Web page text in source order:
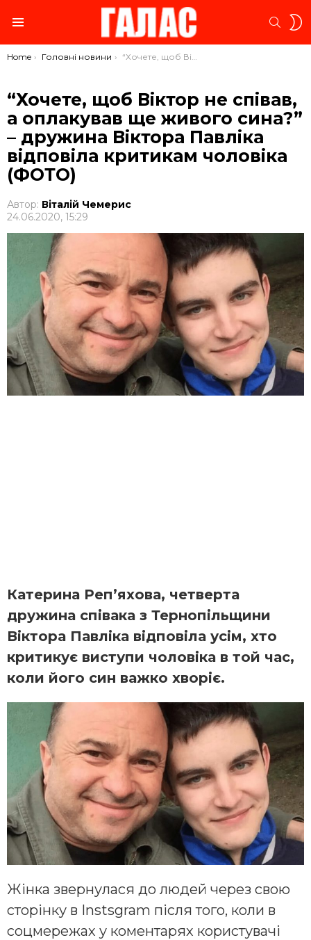
You are here:
Home Головні новини “Хочете, щоб Віктор не співав, а оплакував ще живого сина?” – дружина Віктора Павліка відповіла критикам чоловіка (ФОТО)
“Хочете, щоб Віктор не співав,
а оплакував ще живого сина?”
– дружина Віктора Павліка
відповіла критикам чоловіка
(ФОТО)
Автор: Віталій Чемерис
24.06.2020, 15:29
Катерина Реп’яхова, четверта
дружина співака з Тернопільщини
Віктора Павліка відповіла усім, хто
критикує виступи чоловіка в той час,
коли його син важко хворіє.
Жінка звернулася до людей через свою
сторінку в Instsgram після того, коли в
соцмережах у коментарях користувачі